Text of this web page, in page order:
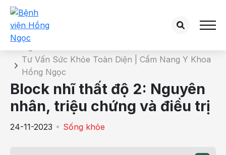
Chi tiết bài tư vấn
Tư Vấn Sức Khỏe Toàn Diện | Cẩm Nang Y Khoa
Hồng Ngọc
Block nhĩ thất độ 2: Nguyên
nhân, triệu chứng và điều trị
24-11-2023 Sống khỏe